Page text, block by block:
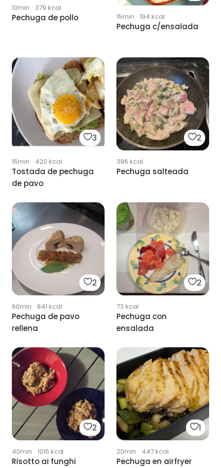
10min · 379 kcal
Pechuga de pollo 15min · 194 kcal
Pechuga c/ensalada
3
15min · 420 kcal
Tostada de pechuga
de pavo
2
386 kcal
Pechuga salteada
2
60min · 841 kcal
Pechuga de pavo
rellena
2
73 kcal
Pechuga con
ensalada
2
40min · 1015 kcal
Risotto ai funghi
1
20min · 447kcal
Pechuga en airfryer